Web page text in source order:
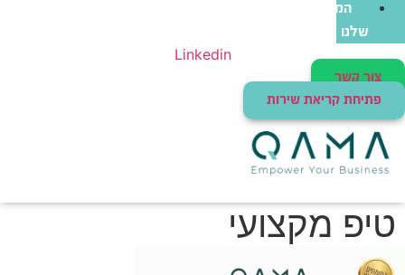
המוצרים
שלנו
Linkedin
צור קשר
פתיחת קריאת שירות
טיפ מקצועי